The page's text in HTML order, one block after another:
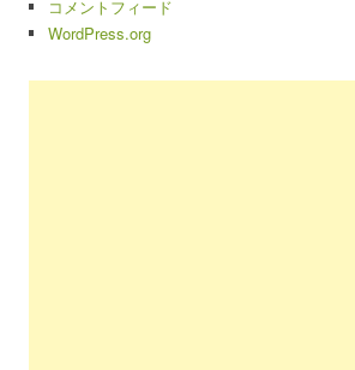
コメントフィード
WordPress.org